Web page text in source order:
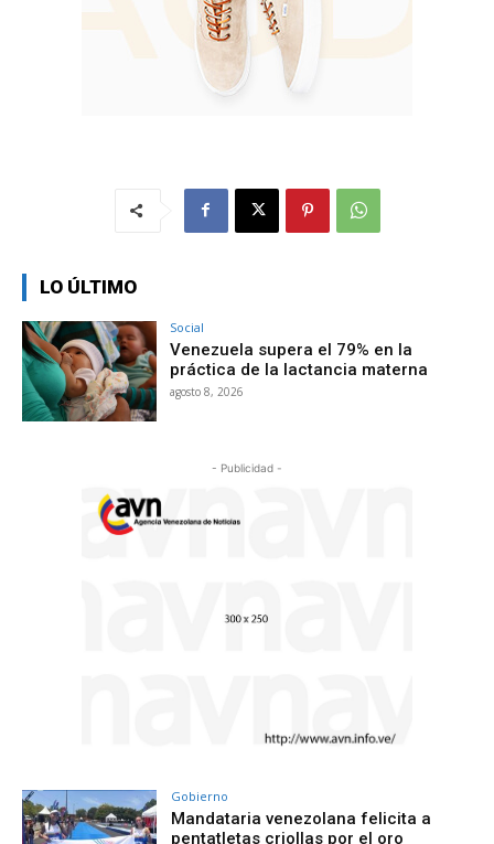
LO ÚLTIMO
Social
Venezuela supera el 79% en la
práctica de la lactancia materna
agosto 8, 2026
- Publicidad -
Gobierno
Mandataria venezolana felicita a
pentatletas criollas por el oro